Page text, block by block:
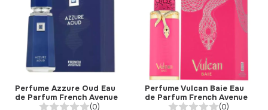
Perfume Azzure Oud Eau
de Parfum French Avenue
(0)
Perfume Vulcan Baie Eau
de Parfum French Avenue
(0)